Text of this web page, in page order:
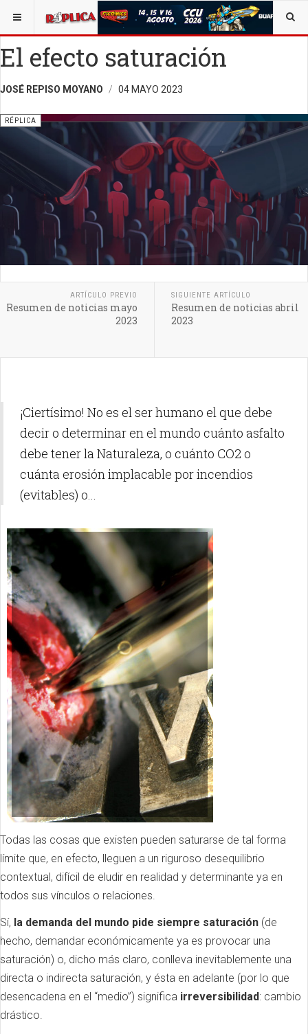
ESTÁ AQUÍ: OPINIÓN OPINIÓN RÉPLICA
El efecto saturación
JOSÉ REPISO MOYANO 04 MAYO 2023
RÉPLICA
ARTÍCULO PREVIO
Resumen de noticias mayo
2023
SIGUIENTE ARTÍCULO
Resumen de noticias abril
2023
¡Ciertísimo! No es el ser humano el que debe
decir o determinar en el mundo cuánto asfalto
debe tener la Naturaleza, o cuánto CO2 o
cuánta erosión implacable por incendios
(evitables) o...
Todas las cosas que existen pueden saturarse de tal forma
límite que, en efecto, lleguen a un riguroso desequilibrio
contextual, difícil de eludir en realidad y determinante ya en
todos sus vínculos o relaciones.
Sí, la demanda del mundo pide siempre saturación (de
hecho, demandar económicamente ya es provocar una
saturación) o, dicho más claro, conlleva inevitablemente una
directa o indirecta saturación, y ésta en adelante (por lo que
desencadena en el “medio”) significa irreversibilidad: cambio
drástico.